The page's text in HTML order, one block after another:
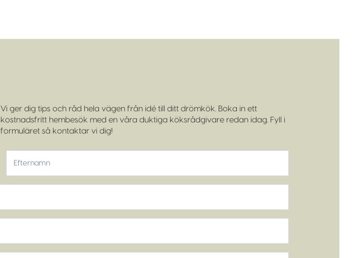
Vi ger dig tips och råd hela vägen från idé till ditt drömkök. Boka in ett
kostnadsfritt hembesök med en våra duktiga köksrådgivare redan idag. Fyll i
formuläret så kontaktar vi dig!
Efternamn